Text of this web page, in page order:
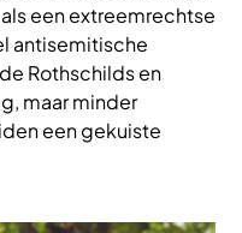
een extreemrechtse
antisemitische
Rothschilds en
maar minder
een gekuiste